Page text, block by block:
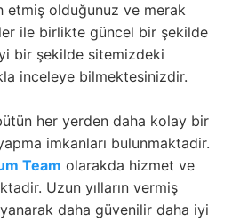
etmiş olduğunuz ve merak
ile birlikte güncel bir şekilde
bir şekilde sitemizdeki
inceleye bilmektesinizdir.
her yerden daha kolay bir
imkanları bulunmaktadir.
Team olarakda hizmet ve
Uzun yılların vermiş
daha güvenilir daha iyi